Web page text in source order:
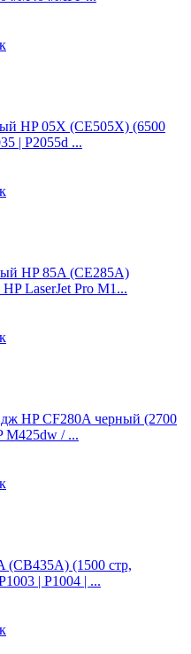
HP 05X (CE505X) (6500
| P2055d ...
HP 85A (CE285A)
LaserJet Pro M1...
HP CF280A черный (2700
M425dw / ...
(CB435A) (1500 стр,
| P1004 | ...